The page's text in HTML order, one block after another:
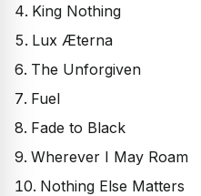
King Nothing
Lux Æterna
The Unforgiven
Fuel
Fade to Black
Wherever I May Roam
Nothing Else Matters